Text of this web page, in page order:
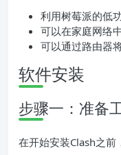
利用树莓派的低
可以在家庭网络
可以通过路由器
软件安装
步骤一：准备
在开始安装Clash之前